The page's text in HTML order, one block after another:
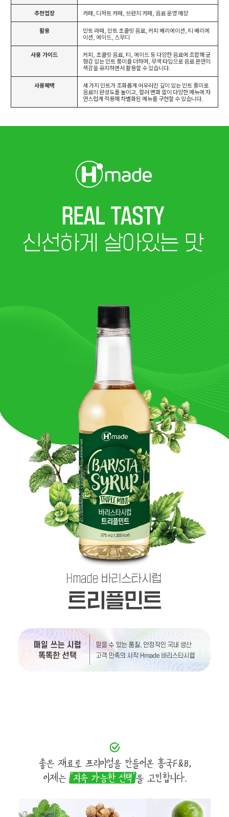
추천업장 카페, 디저트 카페, 브런치 카페, 음료 운영 매장
활용
민트 라떼, 민트 초콜릿 음료, 커피 베리에이션, 티 베리에
이션, 에이드, 스무디
사용 가이드
커피, 초콜릿 음료, 티, 에이드 등 다양한 음료에 조합해 균
형감 있는 민트 풍미를 더하며, 무색 타입으로 음료 본연의
색감을 유지하면서 활용할 수 있습니다.
사용혜택
세 가지 민트가 조화롭게 어우러진 깊이 있는 민트 풍미로
음료의 완성도를 높이고, 컬러 변화 없이 다양한 메뉴에 자
연스럽게 적용해 차별화된 메뉴를 구현할 수 있습니다.